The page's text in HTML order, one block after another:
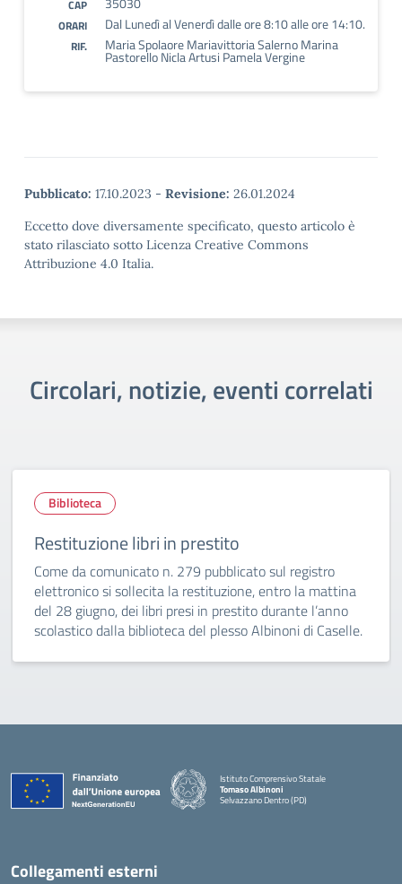
CAP
ORARI Dal Lunedì al Venerdì dalle ore 8:10 alle ore 14:10.
RIF. Maria Spolaore Mariavittoria Salerno Marina
Pastorello Nicla Artusi Pamela Vergine
Pubblicato: 17.10.2023 - Revisione: 26.01.2024
Eccetto dove diversamente specificato, questo articolo è
stato rilasciato sotto Licenza Creative Commons
Attribuzione 4.0 Italia.
Circolari, notizie, eventi correlati
Biblioteca
Restituzione libri in prestito
Come da comunicato n. 279 pubblicato sul registro
elettronico si sollecita la restituzione, entro la mattina
del 28 giugno, dei libri presi in prestito durante l’anno
scolastico dalla biblioteca del plesso Albinoni di Caselle.
Istituto Comprensivo Statale
Tomaso Albinoni
Selvazzano Dentro (PD)
Collegamenti esterni